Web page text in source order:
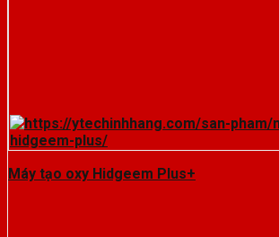
Máy tạo oxy Hidgeem Plus+